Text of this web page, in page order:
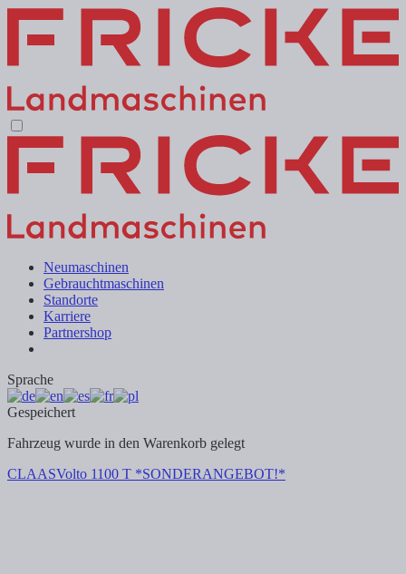
Neumaschinen
Gebrauchtmaschinen
Standorte
Karriere
Partnershop
Sprache
Gespeichert
Fahrzeug wurde in den Warenkorb gelegt
CLAASVolto 1100 T *SONDERANGEBOT!*